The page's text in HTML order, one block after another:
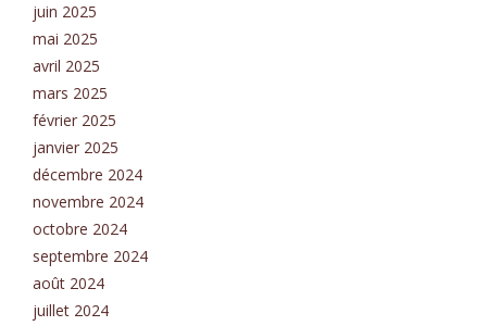
juin 2025
mai 2025
avril 2025
mars 2025
février 2025
janvier 2025
décembre 2024
novembre 2024
octobre 2024
septembre 2024
août 2024
juillet 2024